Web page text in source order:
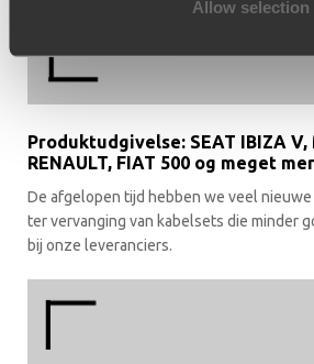
Allow selection
Produktudgivelse: SEAT IBIZA V,
RENAULT, FIAT 500 og meget
De afgelopen tijd hebben we veel
ter vervanging van kabelsets die minder
bij onze leveranciers.